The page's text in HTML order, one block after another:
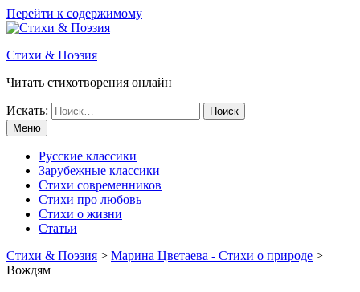
Перейти к содержимому
Стихи & Поэзия
Читать стихотворения онлайн
Искать:
Меню
Русские классики
Зарубежные классики
Стихи современников
Стихи про любовь
Стихи о жизни
Статьи
Стихи & Поэзия > Марина Цветаева - Стихи о природе >
Вождям